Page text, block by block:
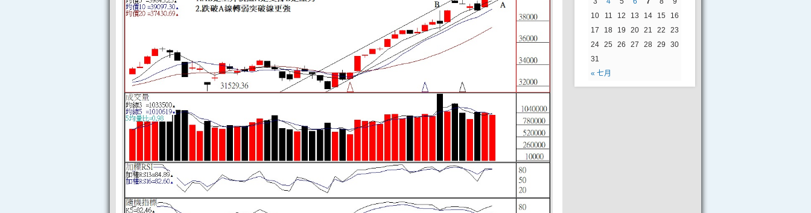
« 七月
10
11 12 13 14 15
16
17
18 19 20 21 22
23
24 25 26 27 28 29
30
31